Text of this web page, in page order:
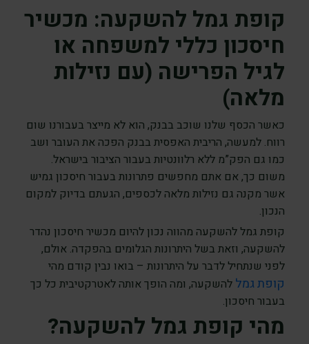
קופת גמל להשקעה: מכשיר
חיסכון כללי למשפחה או
לגיל הפרישה (עם נזילות
מלאה)
כאשר הכסף שלנו שוכב בבנק, הוא לא מייצר בעבורנו שום
רווח. למעשה, הריבית האפסית בבנק הפכה את העובר ושב
כמו גם הפק”מ ללא רלוונטיות בעבור הציבור בישראל.
משום כך, אם אתם מחפשים פתרונות בעבור חיסכון גמיש
אשר מקנה גם נזילות מלאה לכספים, הגעתם בדיוק למקום
הנכון.
קופת גמל להשקעה מהווה נכון להיום מכשיר חיסכון נהדר
להשקעה, וזאת בשל היתרונות הגלומים בהפקדה. אולם,
לפני שנתחיל לדבר על היתרונות – בואו נבין קודם מהי
קופת גמל להשקעה, ומה הופך אותה לאטרקטיבית כל כך
בעבור חיסכון.
מהי קופת גמל להשקעה?